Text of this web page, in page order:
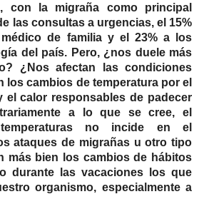
con la migraña como principal
las consultas a urgencias, el 15%
de familia y el 23% a los
del país. Pero, ¿nos duele más
¿Nos afectan las condiciones
los cambios de temperatura por el
el calor responsables de padecer
a lo que se cree, el
no incide en el
ataques de migrañas u otro tipo
más bien
los cambios de hábitos
durante las vacaciones
los que
organismo, especialmente a